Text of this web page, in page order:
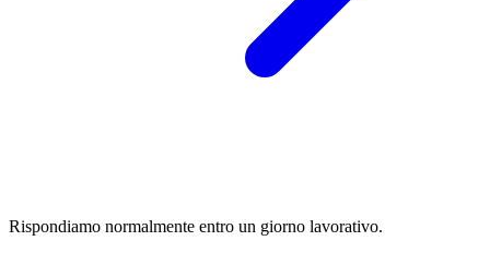
Rispondiamo normalmente entro un giorno lavorativo.